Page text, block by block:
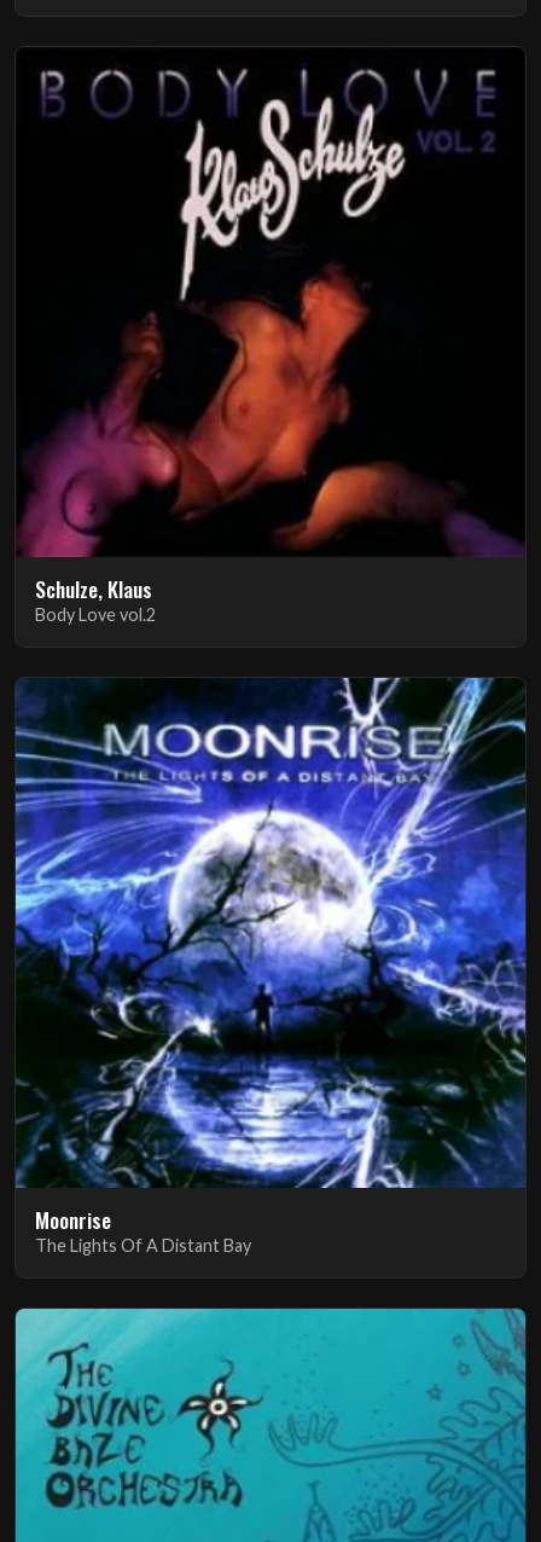
Schulze, Klaus
Body Love vol.2
Moonrise
The Lights Of A Distant Bay